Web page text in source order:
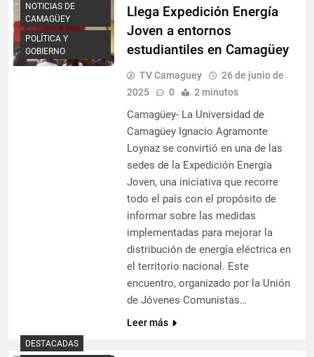
NOTICIAS DE
CAMAGÜEY
POLÍTICA Y
GOBIERNO
Llega Expedición Energía
Joven a entornos
estudiantiles en Camagüey
TV Camaguey
26 de junio de
2025
0 2 minutos
Camagüey- La Universidad de
Camagüey Ignacio Agramonte
Loynaz se convirtió en una de las
sedes de la Expedición Energía
Joven, una iniciativa que recorre
todo el país con el propósito de
informar sobre las medidas
implementadas para mejorar la
distribución de energía eléctrica en
el territorio nacional. Este
encuentro, organizado por la Unión
de Jóvenes Comunistas…
Leer más
DESTACADAS